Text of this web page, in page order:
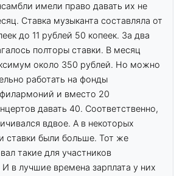
имели право давать их не
Ставка музыканта составляла от
до 11 рублей 50 копеек. За два
полторы ставки. В месяц
около 350 рублей. Но можно
работать на фонды
и вместо 20
давать 40. Соответственно,
вдвое. А в некоторых
ставки были больше. Тот же
такие для участников
в лучшие времена зарплата у них